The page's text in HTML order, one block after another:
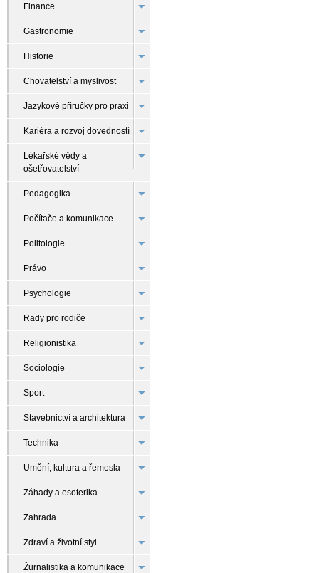
Finance
Gastronomie
Historie
Chovatelství a myslivost
Jazykové příručky pro praxi
Kariéra a rozvoj dovedností
Lékařské vědy a
ošetřovatelství
Pedagogika
Počítače a komunikace
Politologie
Právo
Psychologie
Rady pro rodiče
Religionistika
Sociologie
Sport
Stavebnictví a architektura
Technika
Umění, kultura a řemesla
Záhady a esoterika
Zahrada
Zdraví a životní styl
Žurnalistika a komunikace